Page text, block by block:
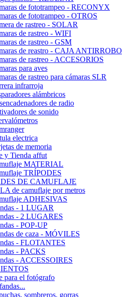
de fototrampeo - RECONYX
de fototrampeo - OTROS
de rastreo - SOLAR
de rastreo - WIFI
de rastreo - GSM
de reastro - CAJA ANTIRROBO
de rastreo - ACCESORIOS
para aves
de rastreo para cámaras SLR
infrarroja
alámbricos
de radio
de sonido
electrica
de memoria
y Tienda affut
MATERIAL
TRÍPODES
DE CAMUFLAJE
de camuflaje por metros
ADHESIVAS
- 1 LUGAR
- 2 LUGARES
- POP-UP
de caza - MÓVILES
- FLOTANTES
- PACKS
- ACCESSOIRES
para el fotógrafo
sombreros, gorras